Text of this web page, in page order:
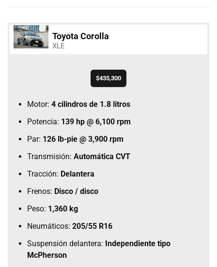
Toyota Corolla
XLE
$435,300
Motor: 4 cilindros de 1.8 litros
Potencia: 139 hp @ 6,100 rpm
Par: 126 lb-pie @ 3,900 rpm
Transmisión: Automática CVT
Tracción: Delantera
Frenos: Disco / disco
Peso: 1,360 kg
Neumáticos: 205/55 R16
Suspensión delantera: Independiente tipo
McPherson